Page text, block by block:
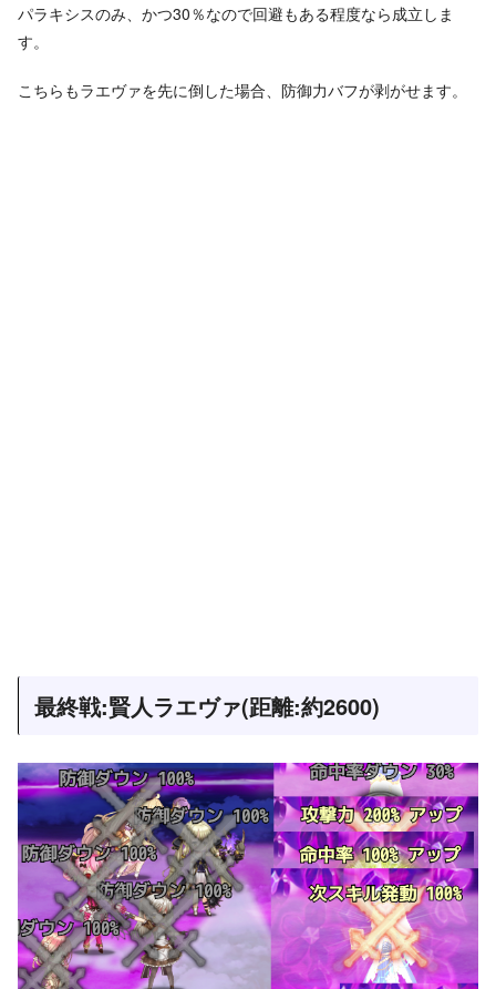
パラキシスのみ、かつ30％なので回避もある程度なら成立しま
す。
こちらもラエヴァを先に倒した場合、防御力バフが剥がせます。
最終戦:賢人ラエヴァ(距離:約2600)